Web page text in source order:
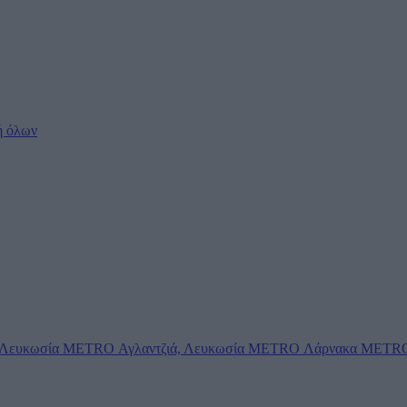
όλων
METRO Αγλαντζιά, Λευκωσία METRO Λάρνακα